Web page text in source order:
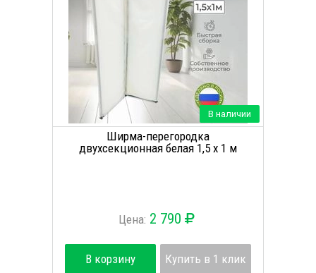
В наличии
Ширма-перегородка
двухсекционная белая 1,5 х 1 м
Цена: 2 790
В корзину Купить в 1 клик